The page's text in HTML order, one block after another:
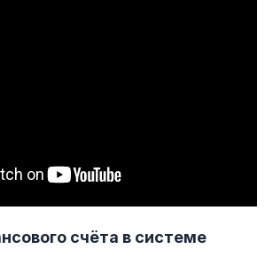
счёта в системе